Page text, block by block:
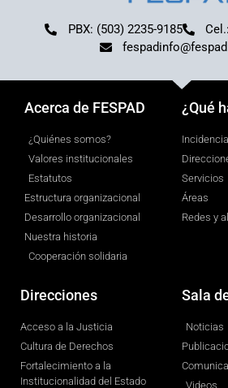
PBX: (503) 2235-9185
Acerca de FESPAD
¿Quiénes somos?
Valores institucionales
Estatutos
Estructura organizacional
Desarrollo organizacional
Nuestra historia
Cooperación solidaria
¿Qué
Servicios
Áreas
Redes y
Direcciones
Acceso a la Justicia
Cultura de Derechos
Fortalecimiento a la
Institucionalidad del Estado
Sala
Noticias
Videos